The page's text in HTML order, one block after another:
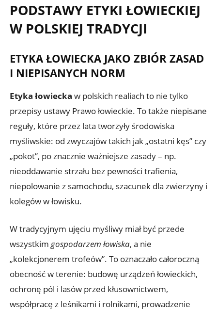
PODSTAWY ETYKI ŁOWIECKIEJ
W POLSKIEJ TRADYCJI
ETYKA ŁOWIECKA JAKO ZBIÓR ZASAD
I NIEPISANYCH NORM
Etyka łowiecka w polskich realiach to nie tylko
przepisy ustawy Prawo łowieckie. To także niepisane
reguły, które przez lata tworzyły środowiska
myśliwskie: od zwyczajów takich jak „ostatni kęs” czy
„pokot”, po znacznie ważniejsze zasady – np.
nieoddawanie strzału bez pewności trafienia,
niepolowanie z samochodu, szacunek dla zwierzyny i
kolegów w łowisku.
W tradycyjnym ujęciu myśliwy miał być przede
wszystkim gospodarzem łowiska, a nie
„kolekcjonerem trofeów”. To oznaczało całoroczną
obecność w terenie: budowę urządzeń łowieckich,
ochronę pól i lasów przed kłusownictwem,
współpracę z leśnikami i rolnikami, prowadzenie